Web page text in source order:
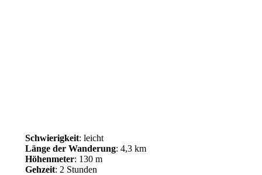
Schwierigkeit: leicht
Länge der Wanderung: 4,3 km
Höhenmeter: 130 m
Gehzeit: 2 Stunden